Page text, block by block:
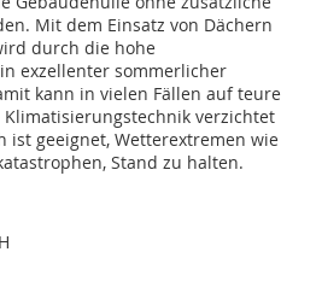
Mit dem Einsatz von Dächern
durch die hohe
exzellenter sommerlicher
kann in vielen Fällen auf teure
verzichtet
ist geeignet, Wetterextremen wie
Stand zu halten.